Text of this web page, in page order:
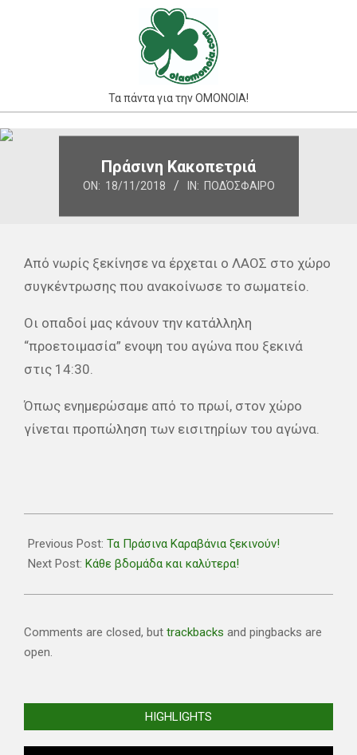
Τα πάντα για την ΟΜΟΝΟΙΑ!
Primary
Πράσινη Κακοπετριά
ON: 18/11/2018 IN: ΠΟΔΌΣΦΑΙΡΟ
Από νωρίς ξεκίνησε να έρχεται ο ΛΑΟΣ στο χώρο
συγκέντρωσης που ανακοίνωσε το σωματείο.
Οι οπαδοί μας κάνουν την κατάλληλη
“προετοιμασία” ενοψη του αγώνα που ξεκινά
στις 14:30.
Όπως ενημερώσαμε από το πρωί, στον χώρο
γίνεται προπώληση των εισιτηρίων του αγώνα.
11-
18
Previous Post: Τα Πράσινα Καραβάνια ξεκινούν!
Next Post: Κάθε βδομάδα και καλύτερα!
Comments are closed, but trackbacks and pingbacks are
open.
HIGHLIGHTS